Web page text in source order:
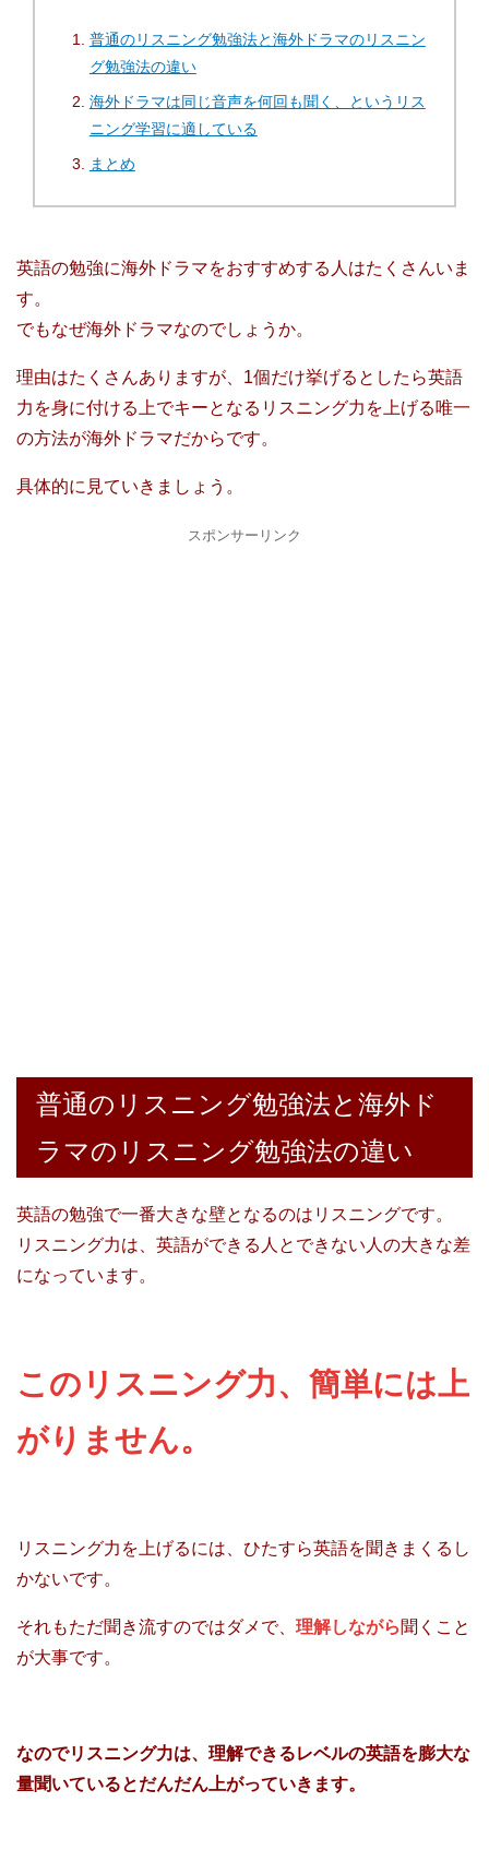
普通のリスニング勉強法と海外ドラマのリスニン
グ勉強法の違い
海外ドラマは同じ音声を何回も聞く、というリス
ニング学習に適している
まとめ
英語の勉強に海外ドラマをおすすめする人はたくさんいま
す。
でもなぜ海外ドラマなのでしょうか。
理由はたくさんありますが、1個だけ挙げるとしたら英語
力を身に付ける上でキーとなるリスニング力を上げる唯一
の方法が海外ドラマだからです。
具体的に見ていきましょう。
スポンサーリンク
普通のリスニング勉強法と海外ド
ラマのリスニング勉強法の違い
英語の勉強で一番大きな壁となるのはリスニングです。
リスニング力は、英語ができる人とできない人の大きな差
になっています。
このリスニング力、簡単には上
がりません。
リスニング力を上げるには、ひたすら英語を聞きまくるし
かないです。
それもただ聞き流すのではダメで、 理解しながら聞くこと
が大事です。
なのでリスニング力は、理解できるレベルの英語を膨大な
量聞いているとだんだん上がっていきます。